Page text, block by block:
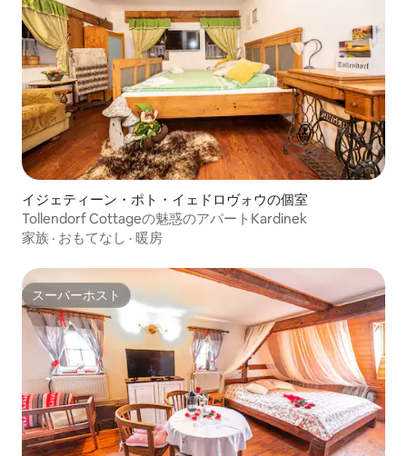
イジェティーン・ポト・イェドロヴォウの個室
Tollendorf Cottageの魅惑のアパートKardinek
家族 · おもてなし · 暖房
スーパーホスト
スーパーホスト